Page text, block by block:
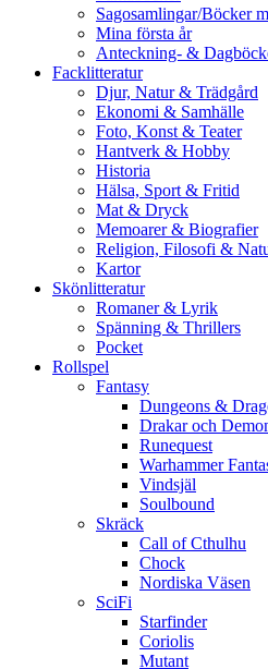
Sagosamlingar/Böcker
Mina första år
Anteckning- &
Facklitteratur
Djur, Natur & Trädgård
Ekonomi & Samhälle
Foto, Konst & Teater
Hantverk & Hobby
Historia
Hälsa, Sport & Fritid
Mat & Dryck
Memoarer & Biografier
Religion, Filosofi &
Kartor
Skönlitteratur
Romaner & Lyrik
Spänning & Thrillers
Pocket
Rollspel
Fantasy
Dungeons &
Drakar och
Runequest
Warhammer
Vindsjäl
Soulbound
Skräck
Call of Cthulhu
Chock
Nordiska Väsen
SciFi
Starfinder
Coriolis
Mutant